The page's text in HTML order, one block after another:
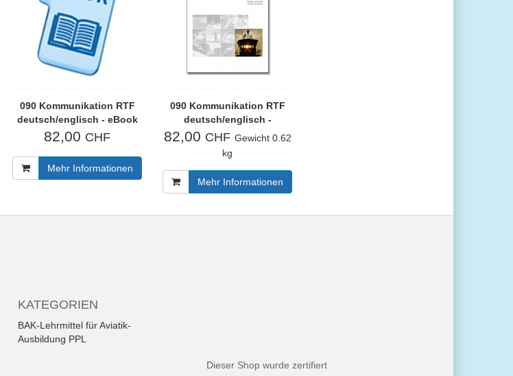
090 Kommunikation RTF
deutsch/englisch - eBook
82,00 CHF
Mehr Informationen
090 Kommunikation RTF
deutsch/englisch -
Buchausgabe
82,00 CHF Gewicht 0.62
kg
Mehr Informationen
KATEGORIEN
BAK-Lehrmittel für Aviatik-
Ausbildung PPL
Dieser Shop wurde zertifiert